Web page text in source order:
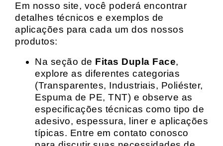
Em nosso site, você poderá encontrar
detalhes técnicos e exemplos de
aplicações para cada um dos nossos
produtos:
Na seção de Fitas Dupla Face,
explore as diferentes categorias
(Transparentes, Industriais, Poliéster,
Espuma de PE, TNT) e observe as
especificações técnicas como tipo de
adesivo, espessura, liner e aplicações
típicas. Entre em contato conosco